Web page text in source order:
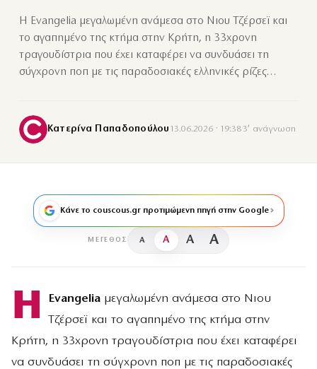
H Evangelia μεγαλωμένη ανάμεσα στο Νιου Τζέρσεϊ και
το αγαπημένο της κτήμα στην Κρήτη, η 33χρονη
τραγουδίστρια που έχει καταφέρει να συνδυάσει τη
σύγχρονη ποπ με τις παραδοσιακές ελληνικές ρίζες…
Κατερίνα Παπαδοπούλου 13.06.2026 · 19:38·3′ ανάγνωση
Κάνε το couscous.gr προτιμώμενη πηγή στην Google
ΜΈΓΕΘΟΣ A A A A
H Evangelia μεγαλωμένη ανάμεσα στο Νιου
Τζέρσεϊ και το αγαπημένο της κτήμα στην
Κρήτη, η 33χρονη τραγουδίστρια που έχει καταφέρει
να συνδυάσει τη σύγχρονη ποπ με τις παραδοσιακές